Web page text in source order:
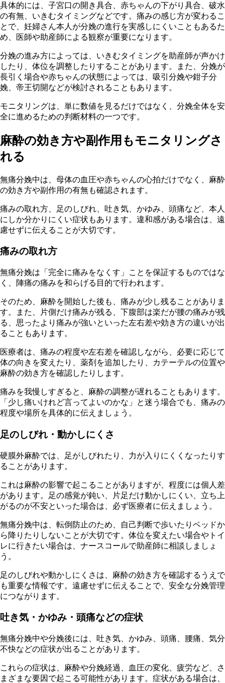
具体的には、子宮口の開き具合、赤ちゃんの下がり具合、破水
の有無、いきむタイミングなどです。痛みの感じ方が変わるこ
とで、妊婦さん本人が分娩の進行を実感しにくいこともあるた
め、医師や助産師による観察が重要になります。
分娩の進み方によっては、いきむタイミングを助産師が声かけ
したり、体位を調整したりすることがあります。また、分娩が
長引く場合や赤ちゃんの状態によっては、吸引分娩や鉗子分
娩、帝王切開などが検討されることもあります。
モニタリングは、単に数値を見るだけではなく、分娩全体を安
全に進めるための判断材料の一つです。
麻酔の効き方や副作用もモニタリングさ
れる
無痛分娩中は、母体の血圧や赤ちゃんの心拍だけでなく、麻酔
の効き方や副作用の有無も確認されます。
痛みの取れ方、足のしびれ、吐き気、かゆみ、頭痛など、本人
にしか分かりにくい症状もあります。違和感がある場合は、遠
慮せずに伝えることが大切です。
痛みの取れ方
無痛分娩は「完全に痛みをなくす」ことを保証するものではな
く、陣痛の痛みを和らげる目的で行われます。
そのため、麻酔を開始した後も、痛みが少し残ることがありま
す。また、片側だけ痛みが残る、下腹部は楽だが腰の痛みが残
る、思ったより痛みが強いといった左右差や効き方の違いが出
ることもあります。
医療者は、痛みの程度や左右差を確認しながら、必要に応じて
体の向きを変えたり、薬剤を追加したり、カテーテルの位置や
麻酔の効き方を確認したりします。
痛みを我慢しすぎると、麻酔の調整が遅れることもあります。
「少し痛いけれど言ってよいのかな」と迷う場合でも、痛みの
程度や場所を具体的に伝えましょう。
足のしびれ・動かしにくさ
硬膜外麻酔では、足がしびれたり、力が入りにくくなったりす
ることがあります。
これは麻酔の影響で起こることがありますが、程度には個人差
があります。足の感覚が鈍い、片足だけ動かしにくい、立ち上
がるのが不安といった場合は、必ず医療者に伝えましょう。
無痛分娩中は、転倒防止のため、自己判断で歩いたりベッドか
ら降りたりしないことが大切です。体位を変えたい場合やトイ
レに行きたい場合は、ナースコールで助産師に相談しましょ
う。
足のしびれや動かしにくさは、麻酔の効き方を確認するうえで
も重要な情報です。遠慮せずに伝えることで、安全な分娩管理
につながります。
吐き気・かゆみ・頭痛などの症状
無痛分娩中や分娩後には、吐き気、かゆみ、頭痛、腰痛、気分
不快などの症状が出ることがあります。
これらの症状は、麻酔や分娩経過、血圧の変化、疲労など、さ
まざまな要因で起こる可能性があります。症状がある場合は、